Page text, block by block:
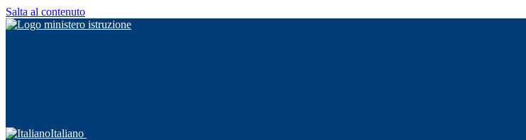
Salta al contenuto
Italiano